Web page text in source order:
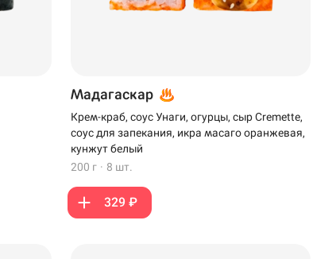
Мадагаскар
Крем-краб, соус Унаги, огурцы, сыр Cremette,
соус для запекания, икра масаго оранжевая,
кунжут белый
200 г · 8 шт.
329 ₽